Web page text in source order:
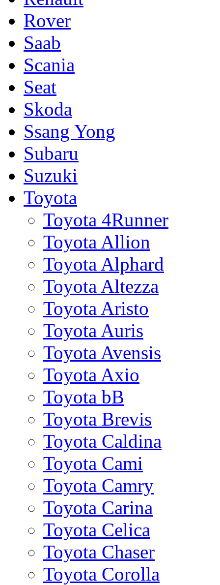
Rover
Saab
Scania
Seat
Skoda
Ssang Yong
Subaru
Suzuki
Toyota
Toyota 4Runner
Toyota Allion
Toyota Alphard
Toyota Altezza
Toyota Aristo
Toyota Auris
Toyota Avensis
Toyota Axio
Toyota bB
Toyota Brevis
Toyota Caldina
Toyota Cami
Toyota Camry
Toyota Carina
Toyota Celica
Toyota Chaser
Toyota Corolla